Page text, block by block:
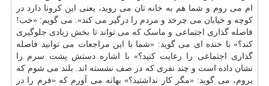
ام می روم و شما هم به خانه تان می روید، یعنی این کرونا دارد در
کوچه و خیابان می چرخد و مردم را درگیر می کند». می گویم: «خب!
فاصله گذاری اجتماعی و ماسک که می تواند تا بخش زیادی جلوگیری
کند؟» با خنده ای می گوید: «شما با این مراجعات می توانید فاصله
گذاری اجتماعی را رعایت کنید؟» با اشاره دستش پشت سرم را
نشان داده است و چند نفری که در صف نشسته اند. بلند می شوم که
بروم، می گوید: «مگر کار نداشتید؟» بهانه می آورم که «فرم را در